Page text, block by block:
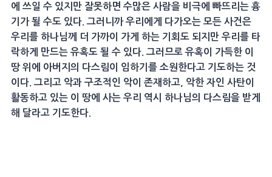
에 쓰일 수 있지만 잘못하면 수많은 사람을 비극에 빠뜨리는 흉
기가 될 수도 있다. 그러니까 우리에게 다가오는 모든 사건은
우리를 하나님께 더 가까이 가게 하는 기회도 되지만 우리를 타
락하게 만드는 유혹도 될 수 있다. 그러므로 유혹이 가득한 이
땅 위에 아버지의 다스림이 임하기를 소원한다고 기도하는 것
이다. 그리고 악과 구조적인 악이 존재하고, 악한 자인 사탄이
활동하고 있는 이 땅에 사는 우리 역시 하나님의 다스림을 받게
해 달라고 기도한다.